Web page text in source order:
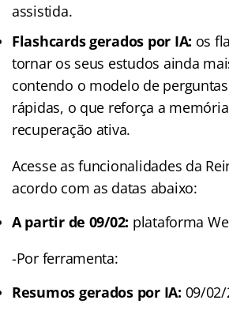
assistida.
Flashcards gerados por IA: os
tornar os seus estudos ainda
contendo o modelo de
rápidas, o que reforça a
recuperação ativa.
Acesse as funcionalidades da
acordo com as datas abaixo:
A partir de 09/02: plataforma
-Por ferramenta:
Resumos gerados por IA: 09/